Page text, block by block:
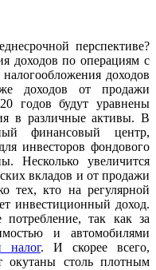
перспективе?
доходов по операциям с
доходов
доходов от продажи
годов будут уравнены
в различные активы. В
финансовый центр,
инвесторов фондового
Несколько увеличится
вкладов и от продажи
тех, кто на регулярной
инвестиционный доход.
потребление, так как за
и автомобилями
налог. И скорее всего,
окутаны столь плотным